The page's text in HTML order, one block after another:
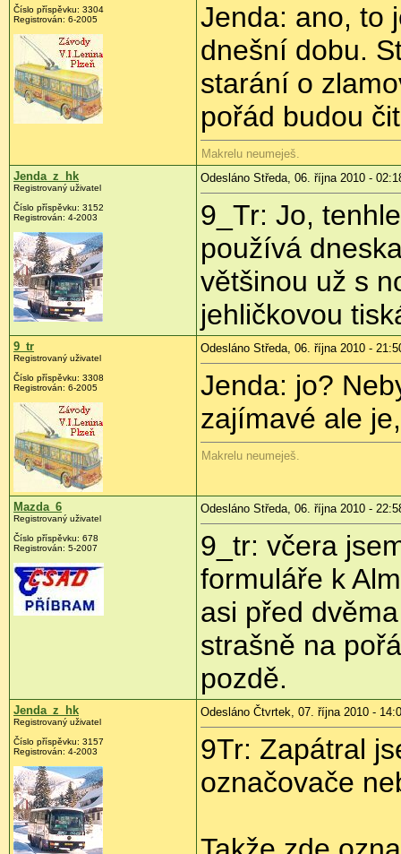
Číslo příspěvku: 3304
Registrován: 6-2005
Jenda: ano, to
dnešní dobu.
starání o
pořád budou
Makrelu neumeješ.
Jenda_z_hk
Registrovaný uživatel
Číslo příspěvku: 3152
Registrován: 4-2003
Odesláno Středa, 06. října 2010 -
9_Tr: Jo,
používá
většinou už s
jehličkovou
9_tr
Registrovaný uživatel
Číslo příspěvku: 3308
Registrován: 6-2005
Odesláno Středa, 06. října 2010 -
Jenda: jo?
zajímavé ale
Makrelu neumeješ.
Mazda_6
Registrovaný uživatel
Číslo příspěvku: 678
Registrován: 5-2007
Odesláno Středa, 06. října 2010 -
9_tr: včera
formuláře k
asi před
strašně na
pozdě.
Jenda_z_hk
Registrovaný uživatel
Číslo příspěvku: 3157
Registrován: 4-2003
Odesláno Čtvrtek, 07. října 2010 -
9Tr: Zapátral
označovače